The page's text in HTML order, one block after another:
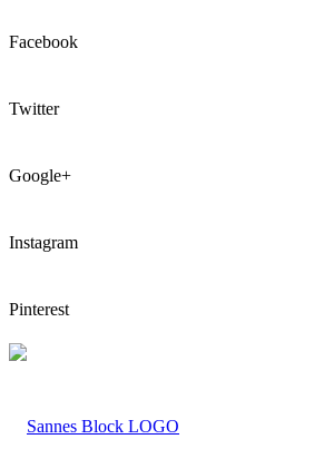
Facebook
Twitter
Google+
Instagram
Pinterest
LOGO